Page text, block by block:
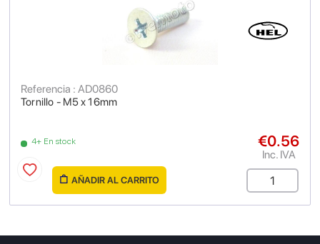
Tornillo - M5 x 16mm
Referencia : AD0860
4+ En stock €0.56
Inc. IVA
AÑADIR AL CARRITO